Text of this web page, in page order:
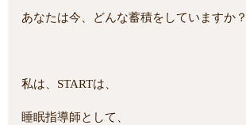
あなたは今、どんな蓄積をしていますか？
私は、STARTは、
睡眠指導師として、